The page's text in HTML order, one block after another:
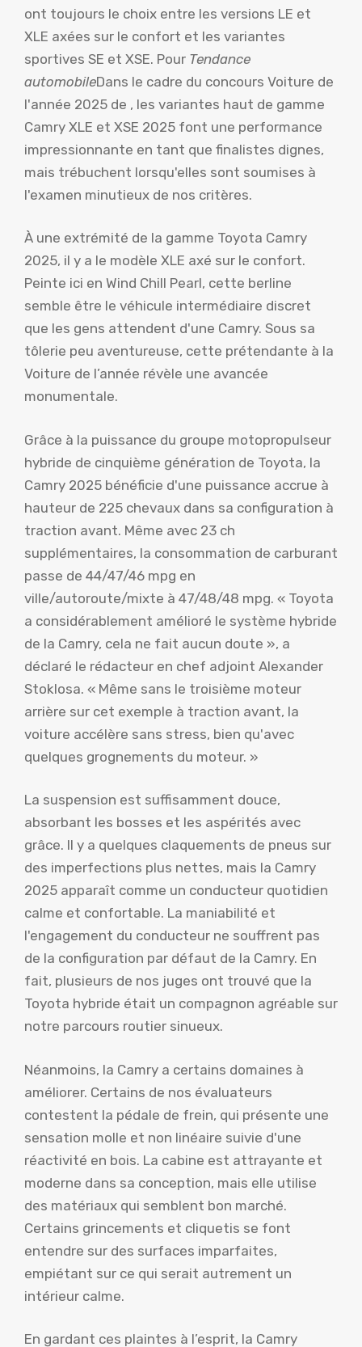
ont toujours le choix entre les versions LE et
XLE axées sur le confort et les variantes
sportives SE et XSE. Pour Tendance
automobileDans le cadre du concours Voiture de
l'année 2025 de , les variantes haut de gamme
Camry XLE et XSE 2025 font une performance
impressionnante en tant que finalistes dignes,
mais trébuchent lorsqu'elles sont soumises à
l'examen minutieux de nos critères.
À une extrémité de la gamme Toyota Camry
2025, il y a le modèle XLE axé sur le confort.
Peinte ici en Wind Chill Pearl, cette berline
semble être le véhicule intermédiaire discret
que les gens attendent d'une Camry. Sous sa
tôlerie peu aventureuse, cette prétendante à la
Voiture de l’année révèle une avancée
monumentale.
Grâce à la puissance du groupe motopropulseur
hybride de cinquième génération de Toyota, la
Camry 2025 bénéficie d'une puissance accrue à
hauteur de 225 chevaux dans sa configuration à
traction avant. Même avec 23 ch
supplémentaires, la consommation de carburant
passe de 44/47/46 mpg en
ville/autoroute/mixte à 47/48/48 mpg. « Toyota
a considérablement amélioré le système hybride
de la Camry, cela ne fait aucun doute », a
déclaré le rédacteur en chef adjoint Alexander
Stoklosa. « Même sans le troisième moteur
arrière sur cet exemple à traction avant, la
voiture accélère sans stress, bien qu'avec
quelques grognements du moteur. »
La suspension est suffisamment douce,
absorbant les bosses et les aspérités avec
grâce. Il y a quelques claquements de pneus sur
des imperfections plus nettes, mais la Camry
2025 apparaît comme un conducteur quotidien
calme et confortable. La maniabilité et
l'engagement du conducteur ne souffrent pas
de la configuration par défaut de la Camry. En
fait, plusieurs de nos juges ont trouvé que la
Toyota hybride était un compagnon agréable sur
notre parcours routier sinueux.
Néanmoins, la Camry a certains domaines à
améliorer. Certains de nos évaluateurs
contestent la pédale de frein, qui présente une
sensation molle et non linéaire suivie d'une
réactivité en bois. La cabine est attrayante et
moderne dans sa conception, mais elle utilise
des matériaux qui semblent bon marché.
Certains grincements et cliquetis se font
entendre sur des surfaces imparfaites,
empiétant sur ce qui serait autrement un
intérieur calme.
En gardant ces plaintes à l’esprit, la Camry